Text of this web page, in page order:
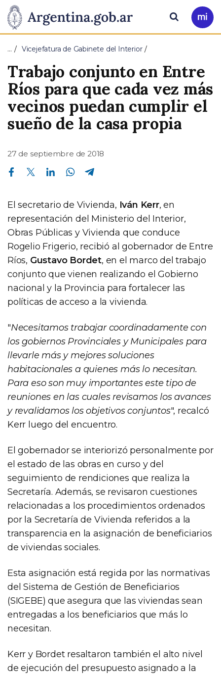
Presidencia
de
la
Nación
Pasar al contenido principal
Ir
a
Buscar
… Vicejefatura de Gabinete del Interior
Trabajo conjunto en Entre
Ríos para que cada vez más
vecinos puedan cumplir el
sueño de la casa propia
27 de septiembre de 2018
Compartir en Facebook Compartir en Twitter Compartir en Linkedin Compartir en Whatsapp
El secretario de Vivienda, Iván Kerr, en
representación del Ministerio del Interior,
Obras Públicas y Vivienda que conduce
Rogelio Frigerio, recibió al gobernador de Entre
Ríos, Gustavo Bordet, en el marco del trabajo
conjunto que vienen realizando el Gobierno
nacional y la Provincia para fortalecer las
políticas de acceso a la vivienda.
"Necesitamos trabajar coordinadamente con
los gobiernos Provinciales y Municipales para
llevarle más y mejores soluciones
habitacionales a quienes más lo necesitan.
Para eso son muy importantes este tipo de
reuniones en las cuales revisamos los avances
y revalidamos los objetivos conjuntos", recalcó
Kerr luego del encuentro.
El gobernador se interiorizó personalmente por
el estado de las obras en curso y del
seguimiento de rendiciones que realiza la
Secretaría. Además, se revisaron cuestiones
relacionadas a los procedimientos ordenados
por la Secretaría de Vivienda referidos a la
transparencia en la asignación de beneficiarios
de viviendas sociales.
Esta asignación está regida por las normativas
del Sistema de Gestión de Beneficiarios
(SIGEBE) que asegura que las viviendas sean
entregadas a los beneficiarios que más lo
necesitan.
Kerr y Bordet resaltaron también el alto nivel
de ejecución del presupuesto asignado a la